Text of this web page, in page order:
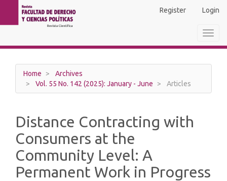
Main
Navigation
Sidebar
Register Login
Home
Archives
Vol. 55 No. 142 (2025): January - June
Articles
Distance Contracting with
Consumers at the
Community Level: A
Permanent Work in Progress